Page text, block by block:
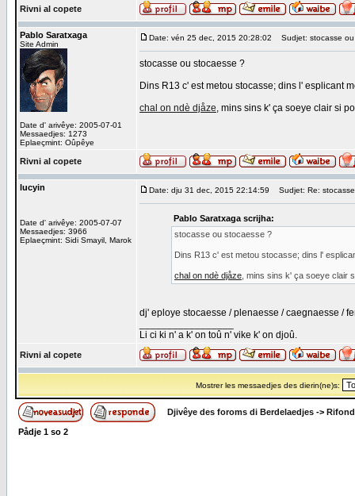
Rivni al copete
Pablo Saratxaga
Site Admin
Date d' arivêye: 2005-07-01
Messaedjes: 1273
Eplaeçmint: Oûpêye
Date: vén 25 dec, 2015 20:28:02 Sudjet: stocasse ou
stocasse ou stocaesse ?
Dins R13 c' est metou stocasse; dins l' esplicant
chal on ndè djåze, mins sins k' ça soeye clair si
Rivni al copete
lucyin
Date d' arivêye: 2005-07-07
Messaedjes: 3966
Eplaeçmint: Sidi Smayil, Marok
Date: dju 31 dec, 2015 22:14:59 Sudjet: Re:
Pablo Saratxaga scrijha:
stocasse ou stocaesse ?
Dins R13 c' est metou stocasse; dins l'
chal on ndè djåze , mins sins k' ça soeye clair
dj' eploye stocaesse / plenaesse / caegnaesse /
Li ci ki n' a k' on toû n' vike k' on djoû.
Rivni al copete
Mostrer les messaedjes des dierin(ne)s:
Djivêye des foroms di Berdelaedjes ->
Pådje 1 so 2